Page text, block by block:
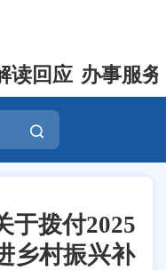
读回应 办事服务
于拨付2025
乡村振兴补